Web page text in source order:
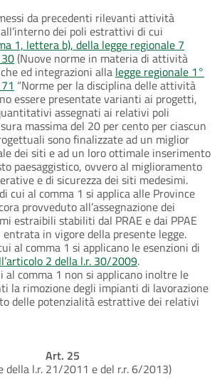
da precedenti rilevanti attività
dei poli estrattivi di cui
1, lettera b), della legge regionale 7
(Nuove norme in materia di attività
ed integrazioni alla legge regionale 1°
“Norme per la disciplina delle attività
essere presentate varianti ai progetti,
assegnati ai relativi poli
massima del 20 per cento per ciascun
sono finalizzate ad un miglior
dei siti e ad un loro ottimale inserimento
paesaggistico, ovvero al miglioramento
e di sicurezza dei siti medesimi.
cui al comma 1 si applica alle Province
provveduto all’assegnazione dei
estraibili stabiliti dal PRAE e dai PPAE
in vigore della presente legge.
al comma 1 si applicano le esenzioni di
2 della l.r. 30/2009.
al comma 1 non si applicano inoltre le
la rimozione degli impianti di lavorazione
delle potenzialità estrattive dei relativi
Art. 25
della l.r. 21/2011 e del r.r. 6/2013)